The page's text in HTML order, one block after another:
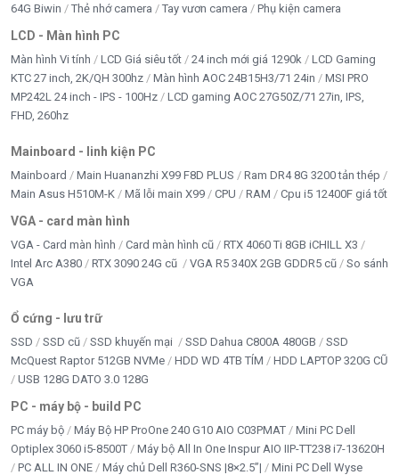
64G Biwin
Thẻ nhớ camera Tay vươn camera Phụ kiện camera
LCD - Màn hình PC
Màn hình Vi tính LCD Giá siêu tốt 24 inch mới giá 1290k
LCD Gaming
KTC 27 inch, 2K/QH 300hz
Màn hình AOC 24B15H3/71 24in
MSI PRO
MP242L 24 inch - IPS - 100Hz
LCD gaming AOC 27G50Z/71 27in, IPS,
FHD, 260hz
Mainboard - linh kiện PC
Mainboard Main Huananzhi X99 F8D PLUS
Ram DR4 8G 3200 tản thép
Main Asus H510M-K
Mã lỗi main X99 CPU RAM Cpu i5 12400F giá tốt
VGA - card màn hình
VGA - Card màn hình Card màn hình cũ
RTX 4060 Ti 8GB iCHILL X3
Intel Arc A380
RTX 3090 24G cũ VGA R5 340X 2GB GDDR5 cũ
So sánh
VGA
Ổ cứng - lưu trữ
SSD SSD cũ SSD khuyến mại SSD Dahua C800A 480GB
SSD
McQuest Raptor 512GB NVMe
HDD WD 4TB TÍM
HDD LAPTOP 320G CŨ
USB 128G DATO 3.0 128G
PC - máy bộ - build PC
PC máy bộ Máy Bộ HP ProOne 240 G10 AIO C03PMAT
Mini PC Dell
Optiplex 3060 i5-8500T
Máy bộ All In One Inspur AIO IIP-TT238 i7-13620H
PC ALL IN ONE
Máy chủ Dell R360-SNS |8×2.5”|
Mini PC Dell Wyse